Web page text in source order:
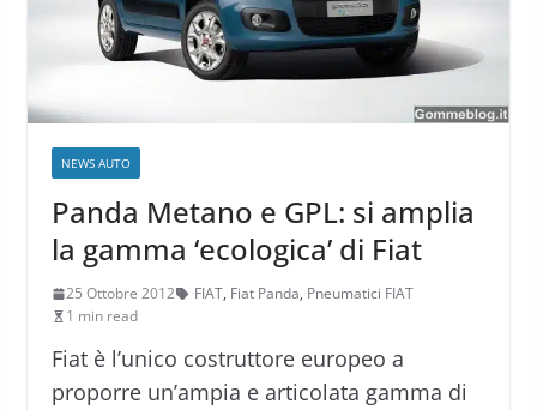
NEWS AUTO
Panda Metano e GPL: si amplia
la gamma ‘ecologica’ di Fiat
25 Ottobre 2012 FIAT, Fiat Panda, Pneumatici FIAT
1 min read
Fiat è l’unico costruttore europeo a
proporre un’ampia e articolata gamma di